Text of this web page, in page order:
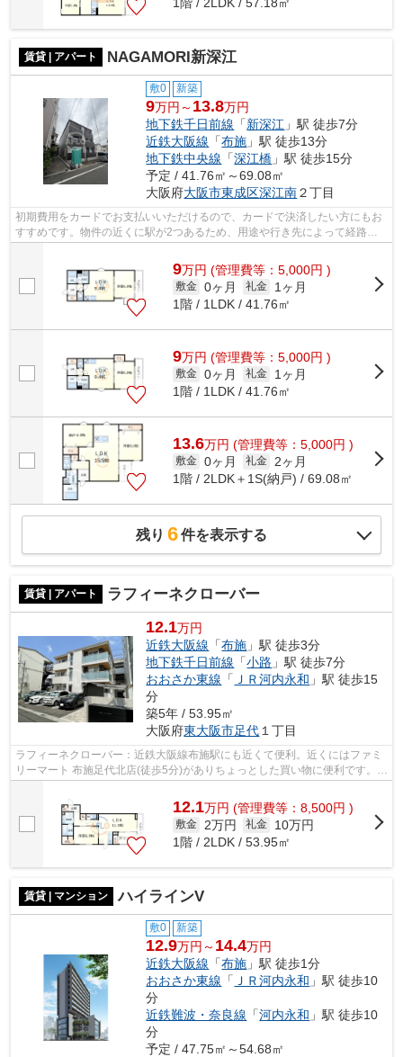
賃貸 | アパート NAGAMORI新深江
敷0 新築
9万円～ 13.8万円
地下鉄千日前線 「新深江 」駅 徒歩7分
近鉄大阪線 「布施 」駅 徒歩13分
地下鉄中央線 「深江橋 」駅 徒歩15分
予定 / 41.76㎡～69.08㎡
大阪府大阪市東成区深江南２丁目
初期費用をカードでお支払いいただけるので、カードで決済したい方にもお
すすめです。物件の近くに駅が2つあるため、用途や行き先によって経路を
9万円 (管理費等：5,000円 )
敷金 0ヶ月 礼金
1ヶ月
1階 / 1LDK / 41.76㎡
9万円 (管理費等：5,000円 )
敷金 0ヶ月 礼金
1ヶ月
1階 / 1LDK / 41.76㎡
13.6万円 (管理費等：5,000円 )
敷金 0ヶ月 礼金
2ヶ月
1階 / 2LDK＋1S(納戸) / 69.08㎡
残り 6件を表示する
賃貸 | アパート ラフィーネクローバー
12.1万円
近鉄大阪線 「布施 」駅 徒歩3分
地下鉄千日前線 「小路 」駅 徒歩7分
おおさか東線 「 ＪＲ河内永和 」駅 徒歩15
分
築5年 / 53.95㎡
大阪府東大阪市足代 １丁目
ラフィーネクローバー：近鉄大阪線布施駅にも近くて便利。近くにはファミ
リーマート 布施足代北店(徒歩5分)がありちょっとした買い物に便利です。こ
12.1万円 (管理費等：8,500円 )
敷金 2万円 礼金
10万円
1階 / 2LDK / 53.95㎡
賃貸 | マンション ハイラインV
敷0 新築
12.9万円～ 14.4万円
近鉄大阪線 「布施 」駅 徒歩1分
おおさか東線 「 ＪＲ河内永和 」駅 徒歩10
分
近鉄難波・奈良線 「河内永和 」駅 徒歩10
分
予定 / 47.75㎡～54.68㎡